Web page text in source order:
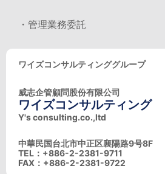
・管理業務委託
ワイズコンサルティンググループ
威志企管顧問股份有限公司
ワイズコンサルティング
Y's consulting.co.,ltd
中華民国台北市中正区襄陽路9号8F
TEL：+886-2-2381-9711
FAX：+886-2-2381-9722